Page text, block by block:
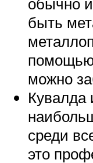
быть
помощью
можно
Кувалда
среди
это